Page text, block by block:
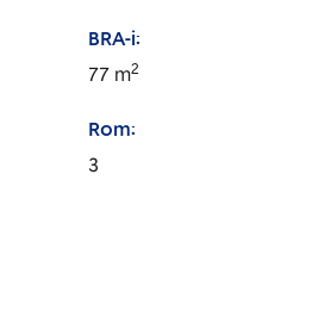
BRA-i:
77 m2
Rom:
3